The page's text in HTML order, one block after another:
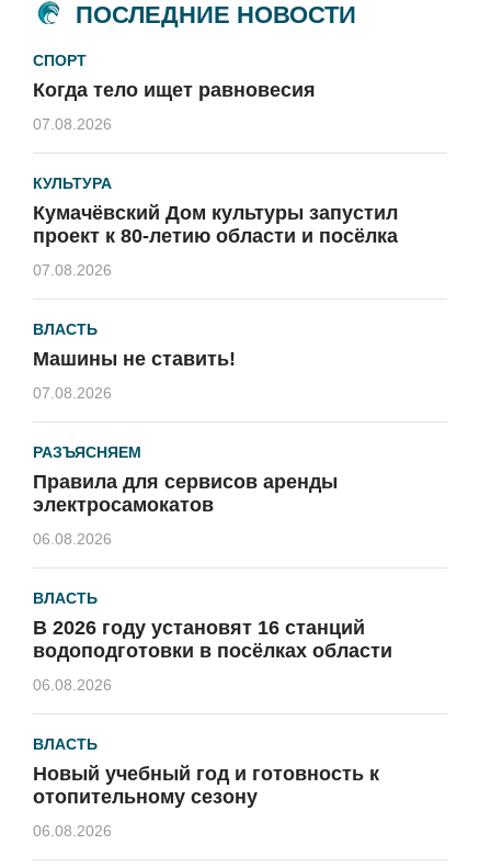
ПОСЛЕДНИЕ НОВОСТИ
СПОРТ
Когда тело ищет равновесия
07.08.2026
КУЛЬТУРА
Кумачёвский Дом культуры запустил
проект к 80-летию области и посёлка
07.08.2026
ВЛАСТЬ
Машины не ставить!
07.08.2026
РАЗЪЯСНЯЕМ
Правила для сервисов аренды
электросамокатов
06.08.2026
ВЛАСТЬ
В 2026 году установят 16 станций
водоподготовки в посёлках области
06.08.2026
ВЛАСТЬ
Новый учебный год и готовность к
отопительному сезону
06.08.2026